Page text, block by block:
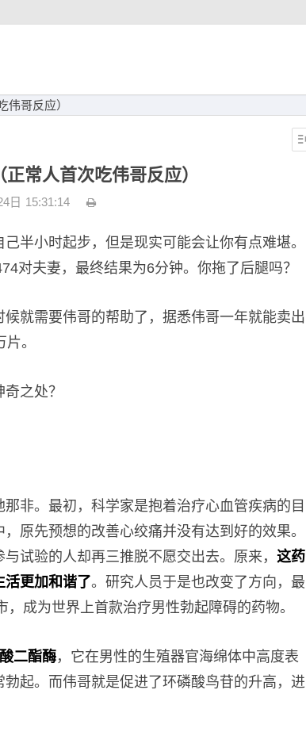
伟哥反应）
常人首次吃伟哥反应）
日 15:31:14
半小时起步，但是现实可能会让你有点难堪。
对夫妻，最终结果为6分钟。你拖了后腿吗？
就需要伟哥的帮助了，据悉伟哥一年就能卖出
。
之处？
非。最初，科学家是抱着治疗心血管疾病的目
原先预想的改善心绞痛并没有达到好的效果。
试验的人却再三推脱不愿交出去。原来， 这药
活更加和谐了。研究人员于是也改变了方向，最
成为世界上首款治疗男性勃起障碍的药物。
二酯酶，它在男性的生殖器官海绵体中高度表
起。而伟哥就是促进了环磷酸鸟苷的升高，进